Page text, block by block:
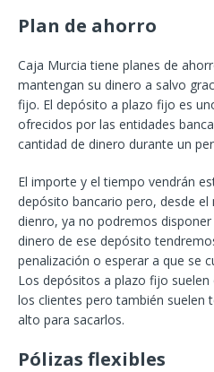
Plan de ahorro
Caja Murcia tiene planes de
mantengan su dinero a salvo
fijo. El depósito a plazo fijo es
ofrecidos por las entidades
cantidad de dinero durante un
El importe y el tiempo vendrán
depósito bancario pero, desde
dienro, ya no podremos
dinero de ese depósito
penalización o esperar a que se
Los depósitos a plazo fijo
los clientes pero también suelen
alto para sacarlos.
Pólizas flexibles